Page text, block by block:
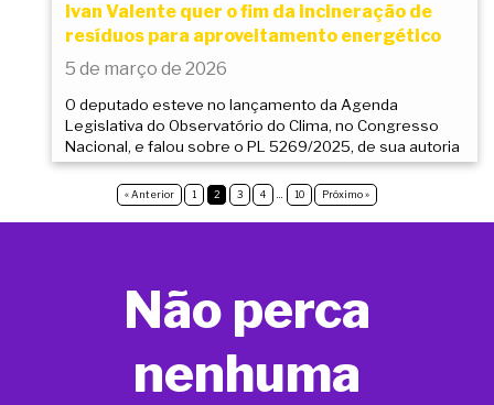
Ivan Valente quer o fim da incineração de
resíduos para aproveitamento energético
5 de março de 2026
O deputado esteve no lançamento da Agenda
Legislativa do Observatório do Clima, no Congresso
Nacional, e falou sobre o PL 5269/2025, de sua autoria
« Anterior 1 2 3 4 10 Próximo »
Não perca
nenhuma